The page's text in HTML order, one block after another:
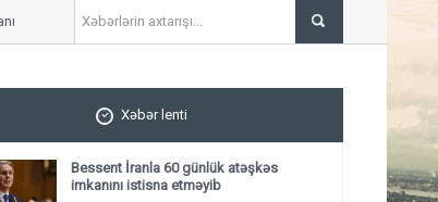
Mirziyoyev və Tramp
ediblər
Xəbər lenti
Bessent İranla 60 günlük atəşkəs
imkanını istisna etməyib